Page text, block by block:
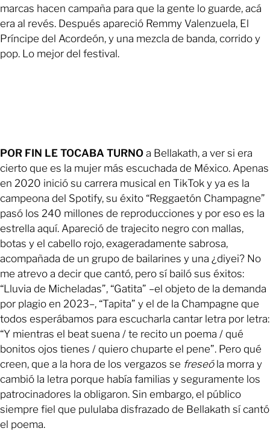
marcas hacen campaña para que la gente lo guarde, acá
era al revés. Después apareció Remmy Valenzuela, El
Príncipe del Acordeón, y una mezcla de banda, corrido y
pop. Lo mejor del festival.
POR FIN LE TOCABA TURNO a Bellakath, a ver si era
cierto que es la mujer más escuchada de México. Apenas
en 2020 inició su carrera musical en TikTok y ya es la
campeona del Spotify, su éxito “Reggaetón Champagne”
pasó los 240 millones de reproducciones y por eso es la
estrella aquí. Apareció de trajecito negro con mallas,
botas y el cabello rojo, exageradamente sabrosa,
acompañada de un grupo de bailarines y una ¿diyei? No
me atrevo a decir que cantó, pero sí bailó sus éxitos:
“Lluvia de Micheladas”, “Gatita” –el objeto de la demanda
por plagio en 2023–, “Tapita” y el de la Champagne que
todos esperábamos para escucharla cantar letra por letra:
“Y mientras el beat suena / te recito un poema / qué
bonitos ojos tienes / quiero chuparte el pene”. Pero qué
creen, que a la hora de los vergazos se freseóla morra y
cambió la letra porque había familias y seguramente los
patrocinadores la obligaron. Sin embargo, el público
siempre fiel que pululaba disfrazado de Bellakath sí cantó
el poema.